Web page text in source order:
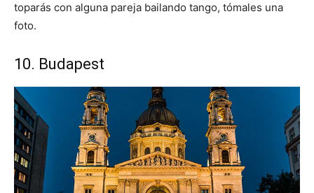
toparás con alguna pareja bailando tango, tómales una
foto.
10. Budapest